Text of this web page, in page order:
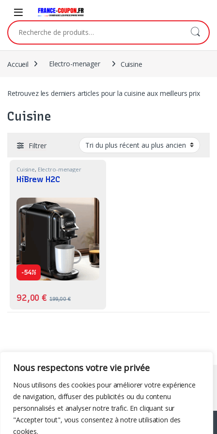
Nous respectons votre vie privée
Nous utilisons des cookies pour améliorer votre expérience
de navigation, diffuser des publicités ou du contenu
personnalisés et analyser notre trafic. En cliquant sur
"Accepter tout", vous consentez à notre utilisation des
cookies.
Recherche pour :
Accueil Electro-menager Cuisine
Retrouvez les derniers articles pour la cuisine aux meilleurs prix
Cuisine
Filtrer
Cuisine, Electro-menager
HiBrew H2C
-54%
92,00€ 199,00€
Liens utiles